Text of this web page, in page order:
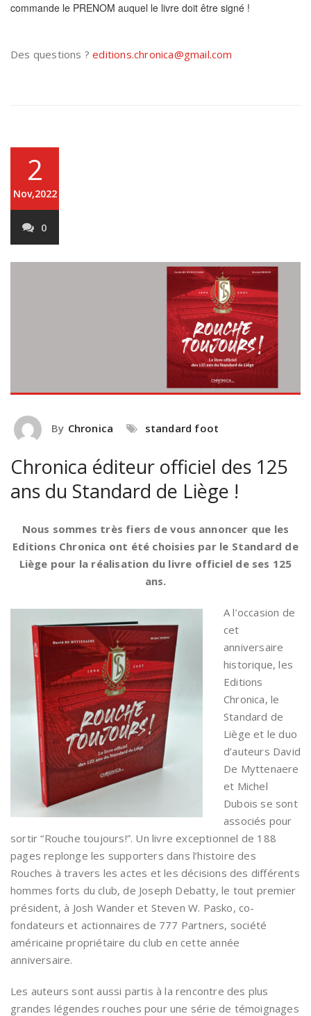
commande le PRENOM auquel le livre doit être signé !
Des questions ?editions.chronica@gmail.com
2
Nov,2022
0
By Chronica standard foot
Chronica éditeur officiel des 125
ans du Standard de Liège !
Nous sommes très fiers de vous annoncer que les
Editions Chronica ont été choisies par le Standard de
Liège pour la réalisation du livre officiel de ses 125
ans.
A l’occasion de
cet
anniversaire
historique, les
Editions
Chronica, le
Standard de
Liège et le duo
d’auteurs David
De Myttenaere
et Michel
Dubois se sont
associés pour
sortir “Rouche toujours!”. Un livre exceptionnel de 188
pages replonge les supporters dans l’histoire des
Rouches à travers les actes et les décisions des différents
hommes forts du club, de Joseph Debatty, le tout premier
président, à Josh Wander et Steven W. Pasko, co-
fondateurs et actionnaires de 777 Partners, société
américaine propriétaire du club en cette année
anniversaire.
Les auteurs sont aussi partis à la rencontre des plus
grandes légendes rouches pour une série de témoignages